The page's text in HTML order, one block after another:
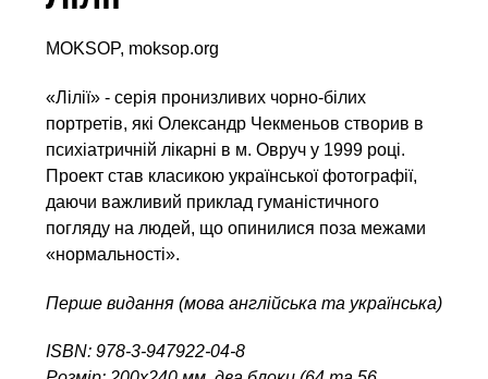
MOKSOP, moksop.org
«Лілії» - серія пронизливих чорно-білих
портретів, які Олександр Чекменьов створив в
психіатричній лікарні в м. Овруч у 1999 році.
Проект став класикою української фотографії,
даючи важливий приклад гуманістичного
погляду на людей, що опинилися поза межами
«нормальності».
Перше видання (мова англійська та українська)
ISBN: 978-3-947922-04-8